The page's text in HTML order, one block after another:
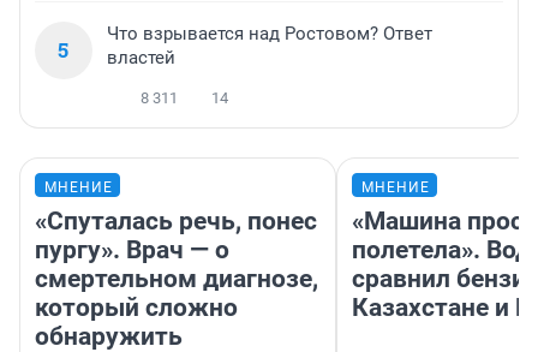
5
Что взрывается над Ростовом? Ответ
властей
8 311 14
МНЕНИЕ
«Спуталась речь, понес
пургу». Врач — о
смертельном диагнозе,
который сложно
обнаружить
МНЕНИЕ
«Машина
полетела».
сравнил
Казахстане и